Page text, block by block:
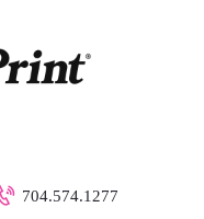
704.574.1277